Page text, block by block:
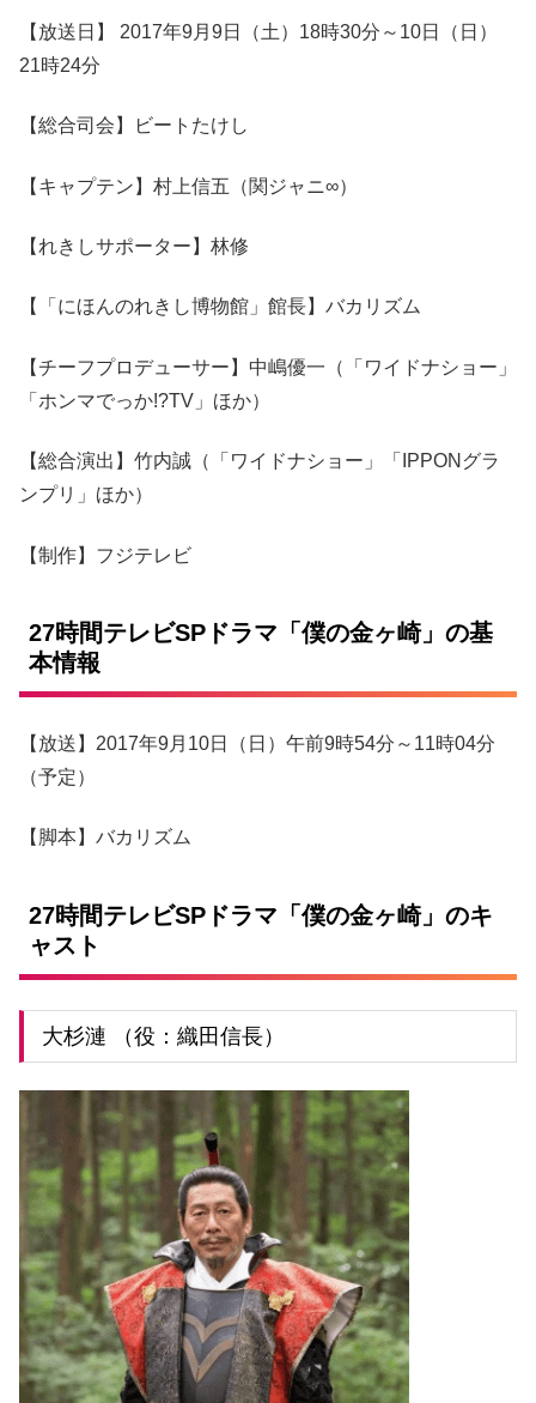
【放送日】 2017年9月9日（土）18時30分～10日（日）
21時24分
【総合司会】ビートたけし
【キャプテン】村上信五（関ジャニ∞）
【れきしサポーター】林修
【「にほんのれきし博物館」館長】バカリズム
【チーフプロデューサー】中嶋優一（「ワイドナショー」
「ホンマでっか!?TV」ほか）
【総合演出】竹内誠（「ワイドナショー」「IPPONグラ
ンプリ」ほか）
【制作】フジテレビ
27時間テレビSPドラマ「僕の金ヶ崎」の基
本情報
【放送】2017年9月10日（日）午前9時54分～11時04分
（予定）
【脚本】バカリズム
27時間テレビSPドラマ「僕の金ヶ崎」のキ
ャスト
大杉漣 （役：織田信長）